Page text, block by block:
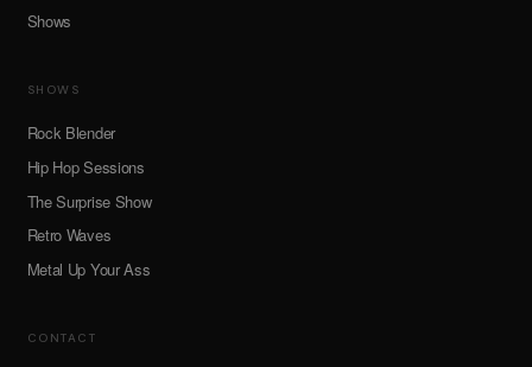
Shows
SHOWS
Rock Blender
Hip Hop Sessions
The Surprise Show
Retro Waves
Metal Up Your Ass
CONTACT